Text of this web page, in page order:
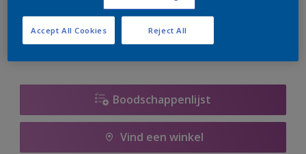
er hard aan om de voorraad aan te vullen.
Boodschappenlijst
Vind een winkel
Reject All
Accept All Cookies